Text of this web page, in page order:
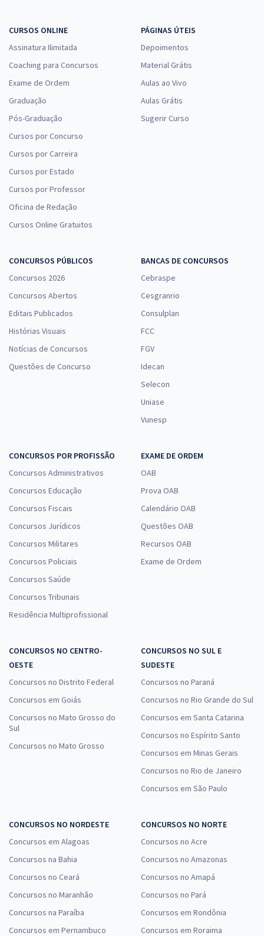
CURSOS ONLINE
Assinatura Ilimitada
Coaching para Concursos
Exame de Ordem
Graduação
Pós-Graduação
Cursos por Concurso
Cursos por Carreira
Cursos por Estado
Cursos por Professor
Oficina de Redação
Cursos Online Gratuitos
PÁGINAS ÚTEIS
Depoimentos
Material Grátis
Aulas ao Vivo
Aulas Grátis
Sugerir Curso
CONCURSOS PÚBLICOS
Concursos 2026
Concursos Abertos
Editais Publicados
Histórias Visuais
Notícias de Concursos
Questões de Concurso
BANCAS DE CONCURSOS
Cebraspe
Cesgranrio
Consulplan
FCC
FGV
Idecan
Selecon
Uniase
Vunesp
CONCURSOS POR PROFISSÃO
Concursos Administrativos
Concursos Educação
Concursos Fiscais
Concursos Jurídicos
Concursos Militares
Concursos Policiais
Concursos Saúde
Concursos Tribunais
Residência Multiprofissional
EXAME DE ORDEM
OAB
Prova OAB
Calendário OAB
Questões OAB
Recursos OAB
Exame de Ordem
CONCURSOS NO CENTRO-
OESTE
Concursos no Distrito Federal
Concursos em Goiás
Concursos no Mato Grosso do
Sul
Concursos no Mato Grosso
CONCURSOS NO SUL E
SUDESTE
Concursos no Paraná
Concursos no Rio Grande do Sul
Concursos em Santa Catarina
Concursos no Espírito Santo
Concursos em Minas Gerais
Concursos no Rio de Janeiro
Concursos em São Paulo
CONCURSOS NO NORDESTE
Concursos em Alagoas
Concursos na Bahia
Concursos no Ceará
Concursos no Maranhão
Concursos na Paraíba
Concursos em Pernambuco
CONCURSOS NO NORTE
Concursos no Acre
Concursos no Amazonas
Concursos no Amapá
Concursos no Pará
Concursos em Rondônia
Concursos em Roraima